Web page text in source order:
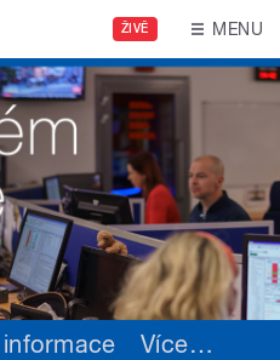
ŽIVĚ MENU
Více…